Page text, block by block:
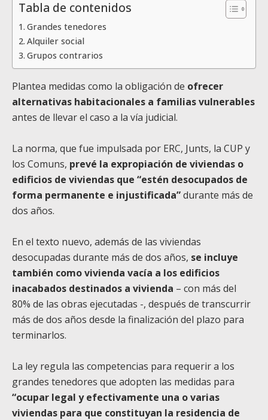
Tabla de contenidos
Grandes tenedores
Alquiler social
Grupos contrarios
Plantea medidas como la obligación de ofrecer
alternativas habitacionales a familias vulnerables
antes de llevar el caso a la vía judicial.
La norma, que fue impulsada por ERC, Junts, la CUP y
los Comuns, prevé la expropiación de viviendas o
edificios de viviendas que “estén desocupados de
forma permanente e injustificada”durante más de
dos años.
En el texto nuevo, además de las viviendas
desocupadas durante más de dos años, se incluye
también como vivienda vacía a los edificios
inacabados destinados a vivienda – con más del
80% de las obras ejecutadas -, después de transcurrir
más de dos años desde la finalización del plazo para
terminarlos.
La ley regula las competencias para requerir a los
grandes tenedores que adopten las medidas para
“ocupar legal y efectivamente una o varias
viviendas para que constituyan la residencia de